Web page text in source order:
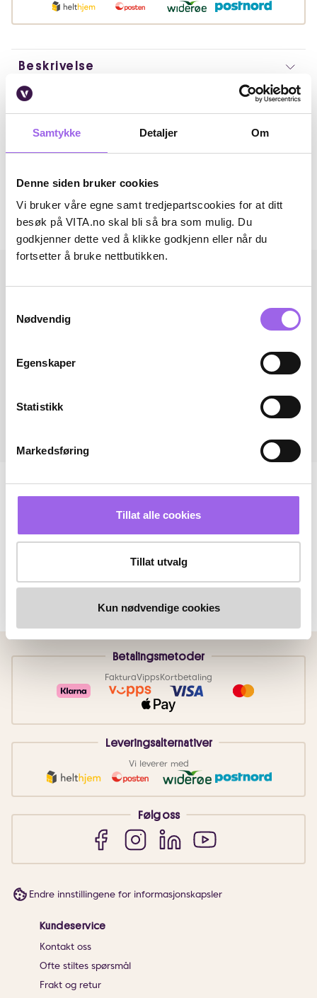
Samtykke Detaljer Om
Denne siden bruker cookies
Vi bruker våre egne samt tredjepartscookies for at ditt
besøk på VITA.no skal bli så bra som mulig. Du
godkjenner dette ved å klikke godkjenn eller når du
fortsetter å bruke nettbutikken.
Nødvendig
Egenskaper
Statistikk
Markedsføring
Tillat alle cookies
Tillat utvalg
Kun nødvendige cookies
Beskrivelse
Bruk
Ingredienser
Andre har også kjøpt..
Betalingsmetoder
FakturaVippsKortbetaling
Leveringsalternativer
Vi leverer med
Følg oss
Endre innstillingene for informasjonskapsler
Kundeservice
Kontakt oss
Ofte stiltes spørsmål
Frakt og retur